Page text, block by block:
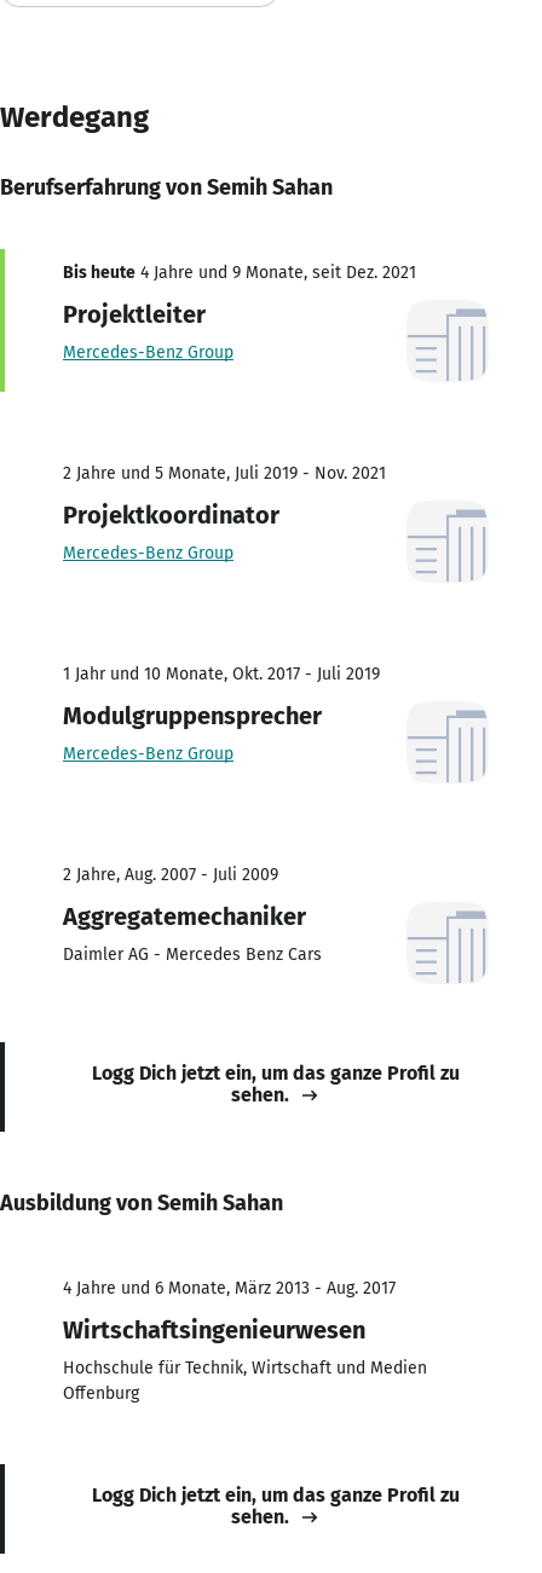
Werdegang
Berufserfahrung von Semih Sahan
Bis heute 4 Jahre und 9 Monate, seit Dez. 2021
Projektleiter
Mercedes-Benz Group
2 Jahre und 5 Monate, Juli 2019 - Nov. 2021
Projektkoordinator
Mercedes-Benz Group
1 Jahr und 10 Monate, Okt. 2017 - Juli 2019
Modulgruppensprecher
Mercedes-Benz Group
2 Jahre, Aug. 2007 - Juli 2009
Aggregatemechaniker
Daimler AG - Mercedes Benz Cars
Logg Dich jetzt ein, um das ganze Profil zu
sehen.
Ausbildung von Semih Sahan
4 Jahre und 6 Monate, März 2013 - Aug. 2017
Wirtschaftsingenieurwesen
Hochschule für Technik, Wirtschaft und Medien
Offenburg
Logg Dich jetzt ein, um das ganze Profil zu
sehen.